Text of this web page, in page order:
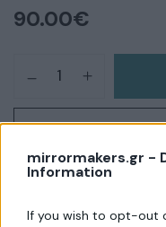
mirrormakers.gr -
Information
If you wish to opt-out
90.00€